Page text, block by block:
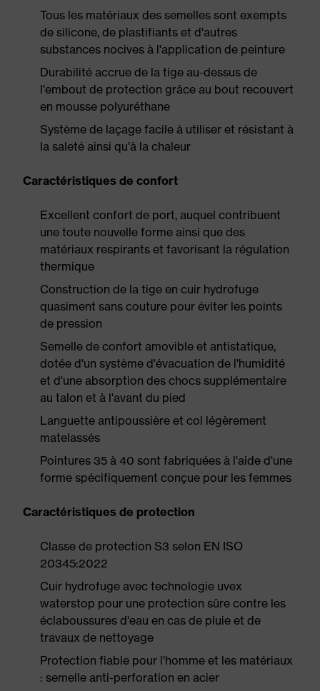
Tous les matériaux des semelles sont exempts
de silicone, de plastifiants et d'autres
substances nocives à l'application de peinture
Durabilité accrue de la tige au-dessus de
l'embout de protection grâce au bout recouvert
en mousse polyuréthane
Système de laçage facile à utiliser et résistant à
la saleté ainsi qu'à la chaleur
Caractéristiques de confort
Excellent confort de port, auquel contribuent
une toute nouvelle forme ainsi que des
matériaux respirants et favorisant la régulation
thermique
Construction de la tige en cuir hydrofuge
quasiment sans couture pour éviter les points
de pression
Semelle de confort amovible et antistatique,
dotée d'un système d'évacuation de l'humidité
et d'une absorption des chocs supplémentaire
au talon et à l'avant du pied
Languette antipoussière et col légèrement
matelassés
Pointures 35 à 40 sont fabriquées à l'aide d'une
forme spécifiquement conçue pour les femmes
Caractéristiques de protection
Classe de protection S3 selon EN ISO
20345:2022
Cuir hydrofuge avec technologie uvex
waterstop pour une protection sûre contre les
éclaboussures d'eau en cas de pluie et de
travaux de nettoyage
Protection fiable pour l'homme et les matériaux
: semelle anti-perforation en acier